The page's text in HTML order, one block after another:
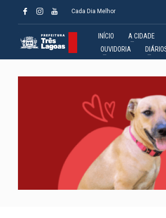
Cada Dia Melhor
INÍCIO A CIDADE
OUVIDORIA